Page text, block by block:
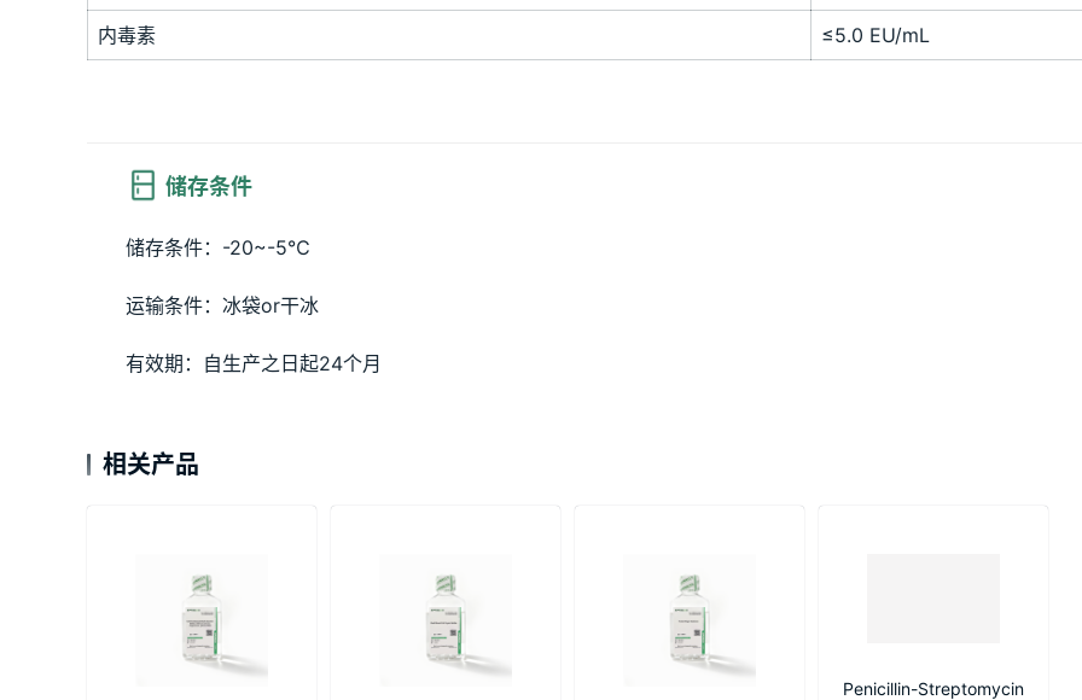
内毒素 ≤5.0 EU/mL
储存条件
储存条件：-20~-5℃
运输条件：冰袋or干冰
有效期：自生产之日起24个月
相关产品
Penicillin-Streptomycin